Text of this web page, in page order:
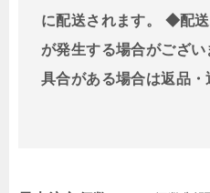
に配送されます。 ◆配
が発生する場合がござ
具合がある場合は返品・